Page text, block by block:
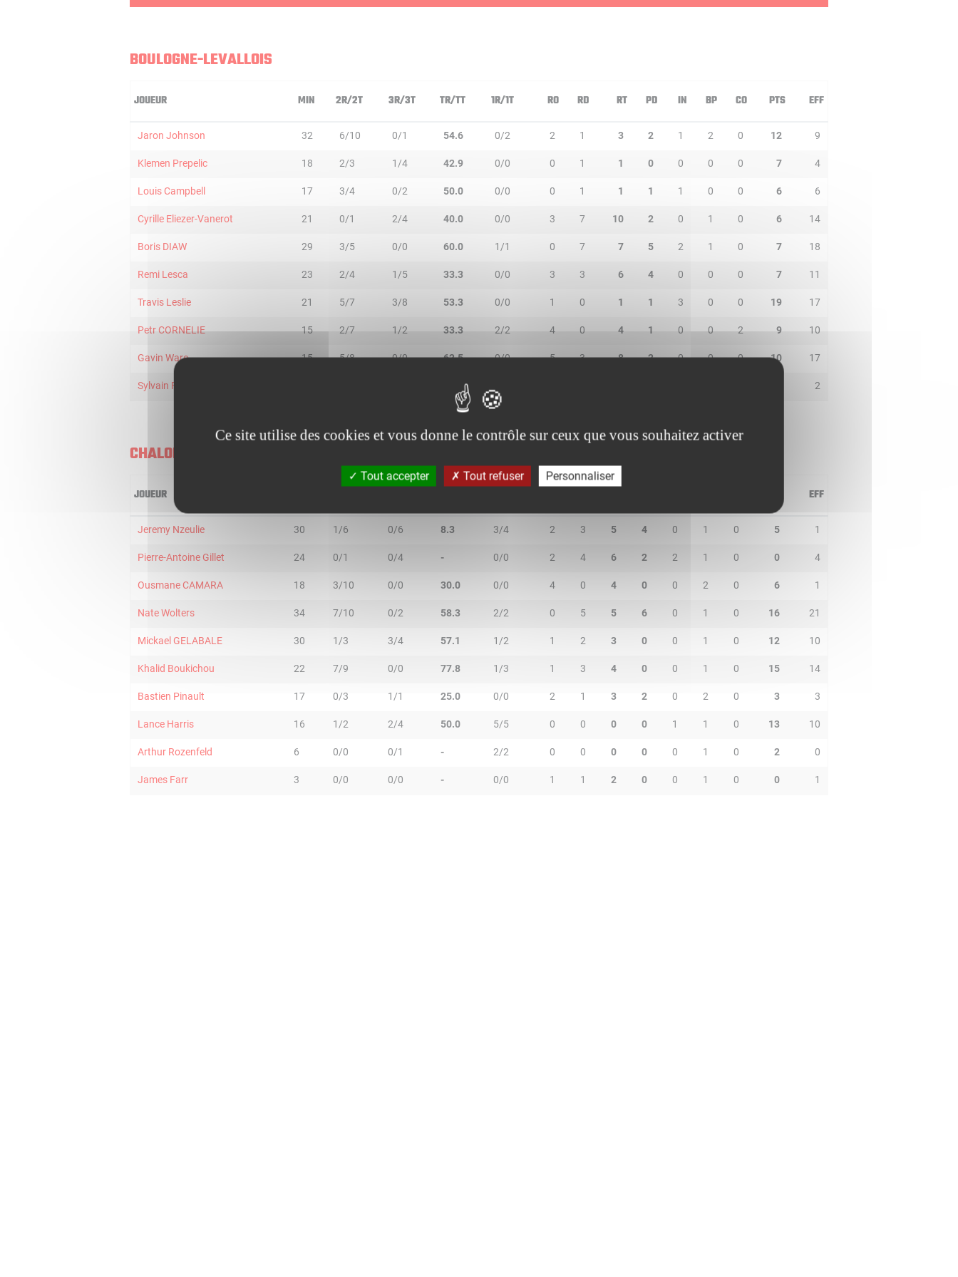
BOULOGNE-LEVALLOIS
JOUEUR MIN 2R/2T 3R/3T TR/TT 1R/1T RO RD RT PD IN BP CO PTS EFF
Jaron Johnson 32 6/10 0/1 54.6 0/2 2 1 3 2 1 2 0 12 9
Klemen Prepelic 18 2/3 1/4 42.9 0/0 0 1 1 0 0 0 0 7 4
Louis Campbell 17 3/4 0/2 50.0 0/0 0 1 1 1 1 0 0 6 6
Cyrille Eliezer-Vanerot 21 0/1 2/4 40.0 0/0 3 7 10 2 0 1 0 6 14
Boris DIAW 29 3/5 0/0 60.0 1/1 0 7 7 5 2 1 0 7 18
Remi Lesca 23 2/4 1/5 33.3 0/0 3 3 6 4 0 0 0 7 11
Travis Leslie 21 5/7 3/8 53.3 0/0 1 0 1 1 3 0 0 19 17
Petr CORNELIE 15 2/7 1/2 33.3 2/2 4 0 4 1 0 0 2 9 10
Gavin Ware 15 5/8 0/0 62.5 0/0 5 3 8 2 0 0 0 10 17
Sylvain FRANCISCO 2
CHALON
JOUEUR EFF
Jeremy Nzeulie 30 1/6 0/6 8.3 3/4 2 3 5 4 0 1 0 5 1
Pierre-Antoine Gillet 24 0/1 0/4 - 0/0 2 4 6 2 2 1 0 0 4
Ousmane CAMARA 18 3/10 0/0 30.0 0/0 4 0 4 0 0 2 0 6 1
Nate Wolters 34 7/10 0/2 58.3 2/2 0 5 5 6 0 1 0 16 21
Mickael GELABALE 30 1/3 3/4 57.1 1/2 1 2 3 0 0 1 0 12 10
Khalid Boukichou 22 7/9 0/0 77.8 1/3 1 3 4 0 0 1 0 15 14
Bastien Pinault 17 0/3 1/1 25.0 0/0 2 1 3 2 0 2 0 3 3
Lance Harris 16 1/2 2/4 50.0 5/5 0 0 0 0 1 1 0 13 10
Arthur Rozenfeld 6 0/0 0/1 - 2/2 0 0 0 0 0 1 0 2 0
James Farr 3 0/0 0/0 - 0/0 1 1 2 0 0 1 0 0 1
Ce site utilise des cookies et vous donne le contrôle sur ceux que vous souhaitez activer
Tout accepter Tout refuser Personnaliser